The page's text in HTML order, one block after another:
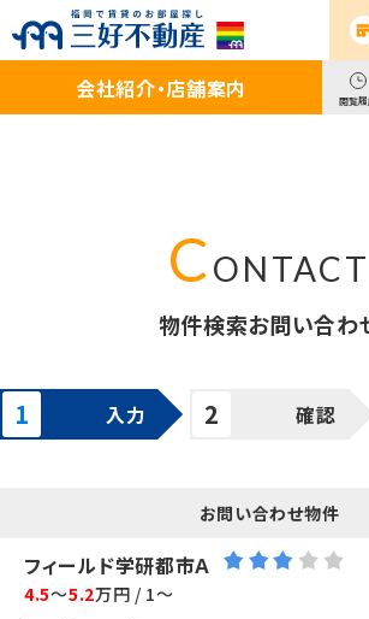
会社紹介・店舗案内 閲覧
物件検索お問い合わ
入力 確認
お問い合わせ物件
フィールド学研都市Ａ
4.5～5.2万円 / 1～